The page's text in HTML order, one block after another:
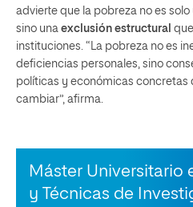
advierte que la pobreza no es
sino una exclusión estructural
instituciones. “La pobreza no es
deficiencias personales, sino
políticas y económicas concretas
cambiar”, afirma.
Máster Universitario
y Técnicas de